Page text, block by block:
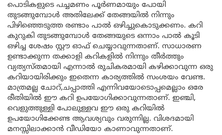
പൊടികളുടെ പച്ചമണം പൂർണമായും പോയി
തുടങ്ങുമ്പോൾ അതിലേക്ക് തേങ്ങയിൽ നിന്നും
പിഴിഞ്ഞെടുത്ത രണ്ടാം പാൽ ഒഴിച്ചുകൊടുക്കണം. കറി
കുറുകി തുടങ്ങുമ്പോൾ തേങ്ങയുടെ ഒന്നാം പാൽ കൂടി
ഒഴിച്ച ശേഷം സ്റ്റൗ ഓഫ് ചെയ്യാവുന്നതാണ്. സാധാരണ
ഉണ്ടാക്കുന്ന തക്കാളി കറികളിൽ നിന്നും തീർത്തും
വ്യത്യസ്തമായി എന്നാൽ രുചികരമായി കഴിക്കാവുന്ന ഒരു
കറിയായിരിക്കും ഇതെന്ന കാര്യത്തിൽ സംശയം വേണ്ട.
മാത്രമല്ല ചോറ്,ചപ്പാത്തി എന്നിവയോടൊപ്പമെല്ലാം ഒരേ
രീതിയില്‍ ഈ കറി ഉപയോഗിക്കാവുന്നതാണ്. ഇഞ്ചി,
വെളുത്തുള്ളി പോലുള്ളവ ഈ ഒരു കറിയിൽ
ഉപയോഗിക്കേണ്ട ആവശ്യവും വരുന്നില്ല. വിശദമായി
മനസ്സിലാക്കാൻ വീഡിയോ കാണാവുന്നതാണ്.